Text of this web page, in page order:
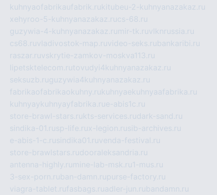
kuhnyaofabrikaufabrik.rukitubeu-2-kuhnyanazakaz.ru
xehyroo-5-kuhnyanazakaz.rucs-68.ru
guzywia-4-kuhnyanazakaz.ru mir-tk.ruvlknrussia.ru
cs68.ruvladivostok-map.ruvideo-seks.rubankaribi.ru
raszar.ruvskrytie-zamkov-moskva113.ru
lipetsktelecom.rutovudyi4kuhnyanazakaz.ru
seksuzb.ruguzywia4kuhnyanazakaz.ru
fabrikaofabrikaokuhny.rukuhnyaekuhnyaafabrika.ru
kuhnyaykuhnyayfabrika.rue-abis1c.ru
store-brawl-stars.rukts-services.rudark-sand.ru
sindika-01.rusp-life.rux-legion.rusib-archives.ru
e-abis-1-c.rusindika01.ruvenda-festival.ru
store-brawlstars.rudooraleksandria.ru
antenna-highly.ru mine-lab-msk.ru1-mus.ru
3-sex-porn.ruban-damn.rupurse-factory.ru
viagra-tablet.rufasbags.ruadler-jun.rubandamn.ru